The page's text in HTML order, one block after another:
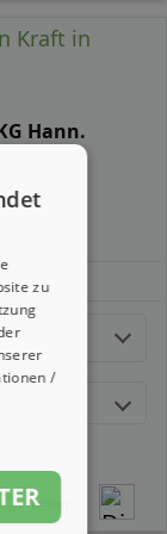
Kraft in
Hann.
Teilen
zu
/